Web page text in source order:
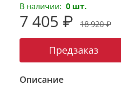
В наличии: 0 шт.
7 405 ₽ 18 920 ₽
Предзаказ
Описание